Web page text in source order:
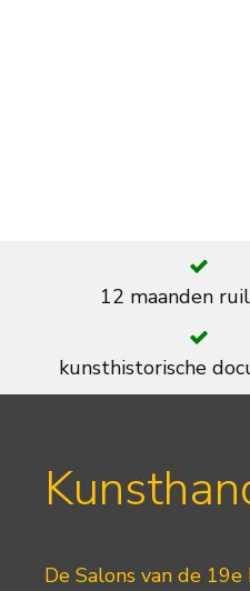
12 maanden
kunsthistorische
De Salons van de 19e